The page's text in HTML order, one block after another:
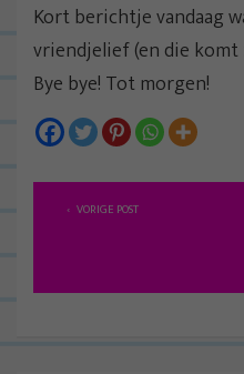
Kort berichtje vandaag
vriendjelief (en die komt
Bye bye! Tot morgen!
i
VORIGE POST